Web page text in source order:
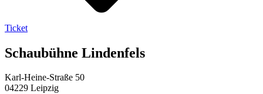
Ticket
Schaubühne Lindenfels
Karl-Heine-Straße 50
04229 Leipzig